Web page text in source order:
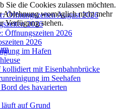
Öffnungszeiten August 2026
2026
Öffnungszeiten 2026
2026
im Hafen
mit Eisenbahnbrücke
im Seehafen
des havarierten
auf Grund
Sie die Cookies zulassen möchten.
Ablehnung womöglich nicht mehr
Verfügung stehen.